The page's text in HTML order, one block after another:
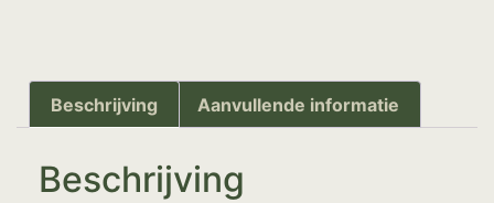
Beschrijving Aanvullende informatie
Beschrijving